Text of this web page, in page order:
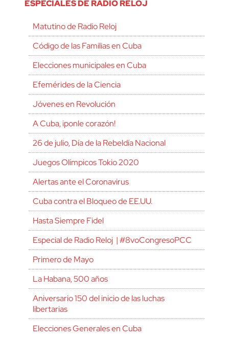
ESPECIALES DE RADIO RELOJ
Matutino de Radio Reloj
Código de las Familias en Cuba
Elecciones municipales en Cuba
Efemérides de la Ciencia
Jóvenes en Revolución
A Cuba, ¡ponle corazón!
26 de julio, Día de la Rebeldía Nacional
Juegos Olímpicos Tokio 2020
Alertas ante el Coronavirus
Cuba contra el Bloqueo de EE.UU.
Hasta Siempre Fidel
Especial de Radio Reloj | #8voCongresoPCC
Primero de Mayo
La Habana, 500 años
Aniversario 150 del inicio de las luchas
libertarias
Elecciones Generales en Cuba